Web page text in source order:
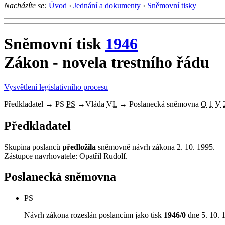
Nacházíte se: Úvod › Jednání a dokumenty › Sněmovní tisky
Sněmovní tisk 1946
Zákon - novela trestního řádu
Vysvětlení legislativního procesu
Předkladatel → PS PS →Vláda VL → Poslanecká sněmovna O 1 V
Předkladatel
Skupina poslanců předložila sněmovně návrh zákona 2. 10. 1995.
Zástupce navrhovatele: Opatřil Rudolf.
Poslanecká sněmovna
PS
Návrh zákona rozeslán poslancům jako tisk 1946/0 dne 5. 10.